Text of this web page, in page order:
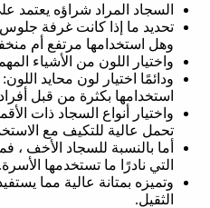
السجاد المراد شراؤه يعتمد
تحديد ما إذا كانت غرفة
وهل استخدامها مرتفع أم
واختيار اللون من الأشياء
ودائمًا اختيار لون محايد
استخدامها بكثرة من قبل
واختيار أنواع السجاد ذات
تحمل عالية للتكيف مع
أما بالنسبة للسجاد الأخف
التي نادرًا ما تستخدمها الأسرة.
وتميزه بمتانة عالية مما
الثقيل.